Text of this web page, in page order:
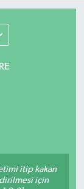
itip kakan
için